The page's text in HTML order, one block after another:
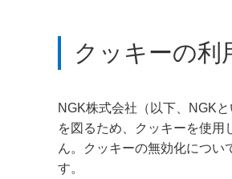
クッキーの利
NGK株式会社（以下、NGK
を図るため、クッキーを使
ん。クッキーの無効化につい
す。